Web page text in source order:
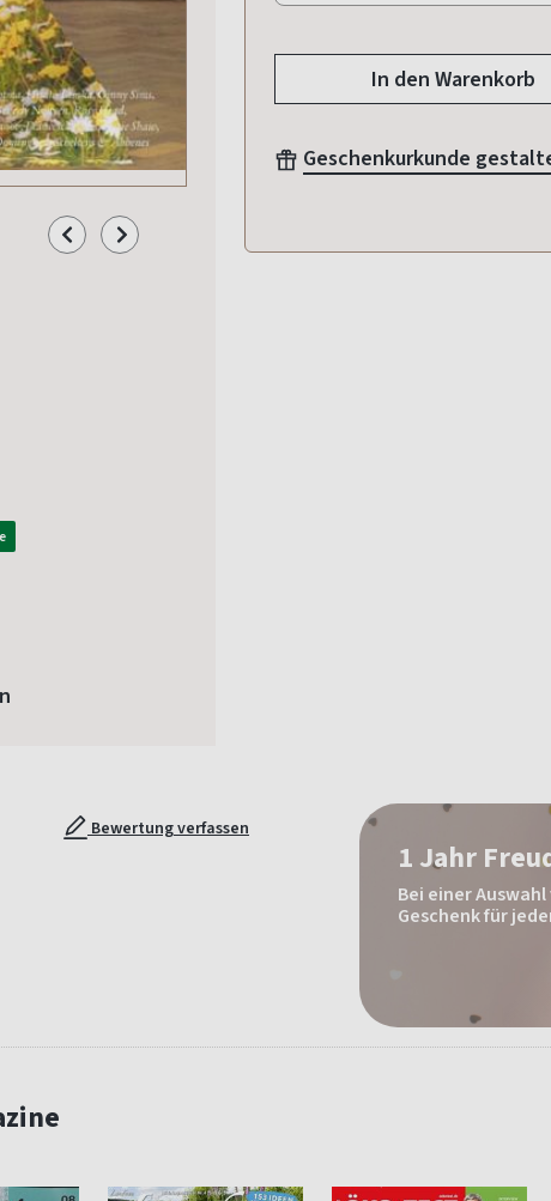
In den Warenkorb
Geschenkurkunde
Bewertung verfassen
1 Jahr
Bei einer
Geschenk für